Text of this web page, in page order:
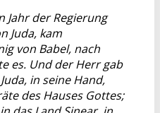
Jahr der Regierung
Juda, kam
von Babel, nach
es. Und der Herr gab
in seine Hand,
des Hauses Gottes;